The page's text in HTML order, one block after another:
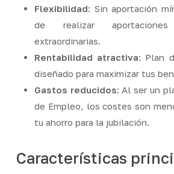
Flexibilidad: Sin aportación
de realizar
extraordinarias.
Rentabilidad atractiva: Plan
diseñado para maximizar tus
Gastos reducidos: Al ser un
de Empleo, los costes son
tu ahorro para la jubilación.
Características